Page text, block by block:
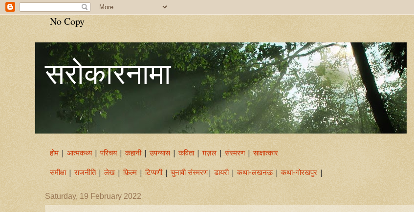
No Copy
सरोकारनामा
होम | आत्मकथ्य|परिचय|कहानी|उपन्यास|कविता|ग़ज़ल |संस्मरण|साक्षात्कार
समीक्षा|राजनीति|लेख |फ़िल्म |टिप्पणी|चुनावी संस्मरण|डायरी|कथा-लखनऊ|कथा-गोरखपुर |
Saturday, 19 February 2022